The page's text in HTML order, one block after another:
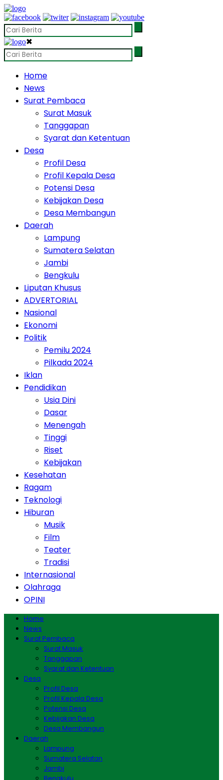
✖
Home
News
Surat Pembaca
Surat Masuk
Tanggapan
Syarat dan Ketentuan
Desa
Profil Desa
Profil Kepala Desa
Potensi Desa
Kebijakan Desa
Desa Membangun
Daerah
Lampung
Sumatera Selatan
Jambi
Bengkulu
Liputan Khusus
ADVERTORIAL
Nasional
Ekonomi
Politik
Pemilu 2024
Pilkada 2024
Iklan
Pendidikan
Usia Dini
Dasar
Menengah
Tinggi
Riset
Kebijakan
Kesehatan
Ragam
Teknologi
Hiburan
Musik
Film
Teater
Tradisi
Internasional
Olahraga
OPINI
Home
News
Surat Pembaca
Surat Masuk
Tanggapan
Syarat dan Ketentuan
Desa
Profil Desa
Profil Kepala Desa
Potensi Desa
Kebijakan Desa
Desa Membangun
Daerah
Lampung
Sumatera Selatan
Jambi